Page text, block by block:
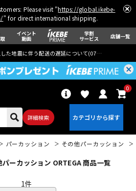
Please visit "https://global.ikebe-
" for direct international shipping.
イベント
動画
学割
サービス 店舗一覧
した地震に伴う配送の遅延について(07月29日
詳細検索
0
パーカッション その他パーカッション
ーカッション ORTEGA 商品一覧
1件